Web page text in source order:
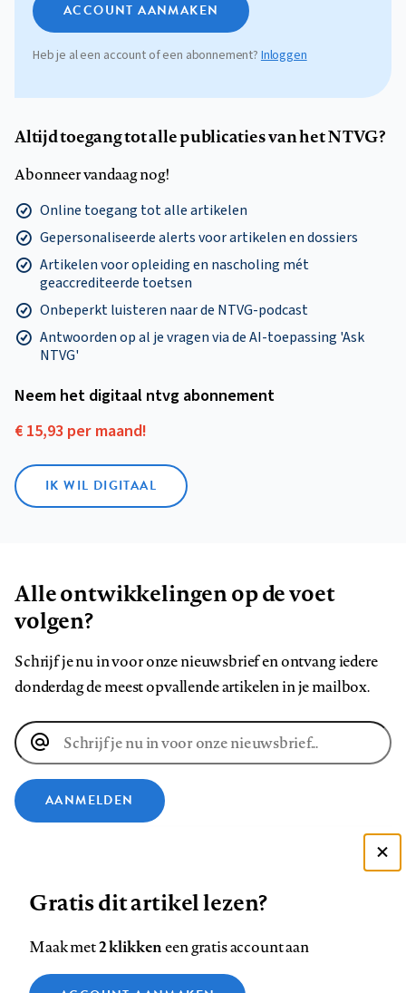
ACCOUNT AANMAKEN
Heb je al een account of een abonnement?Inloggen
Altijd toegang tot alle publicaties van het NTVG?
Abonneer vandaag nog!
Online toegang tot alle artikelen
Gepersonaliseerde alerts voor artikelen en dossiers
Artikelen voor opleiding en nascholing mét
geaccrediteerde toetsen
Onbeperkt luisteren naar de NTVG-podcast
Antwoorden op al je vragen via de AI-toepassing 'Ask
NTVG'
Neem het digitaal ntvg abonnement
€ 15,93 per maand!
IK WIL DIGITAAL
Alle ontwikkelingen op de voet
volgen?
Schrijf je nu in voor onze nieuwsbrief en ontvang iedere
donderdag de meest opvallende artikelen in je mailbox.
E-
mailadres
AANMELDEN
ons
op
ons
op
ons
op
ons
op
ons
op
ons
Contact Colofon Disclaimer Privacy
Zie onze cookie policy
Gratis dit artikel lezen?
Maak met2 klikkeneen gratis account aan